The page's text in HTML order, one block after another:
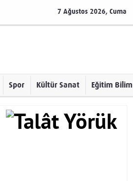
7 Ağustos 2026, Cuma
Spor Kültür Sanat Eğitim Bilim